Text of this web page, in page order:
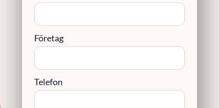
Företag
Telefon